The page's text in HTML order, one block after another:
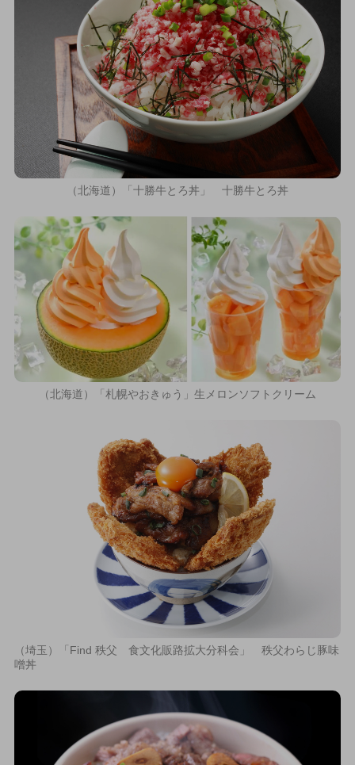
（北海道）「十勝牛とろ丼」 十勝牛とろ丼
（北海道）「札幌やおきゅう」生メロンソフトクリーム
（埼玉）「Find 秩父 食文化販路拡大分科会」 秩父わらじ豚味
噌丼